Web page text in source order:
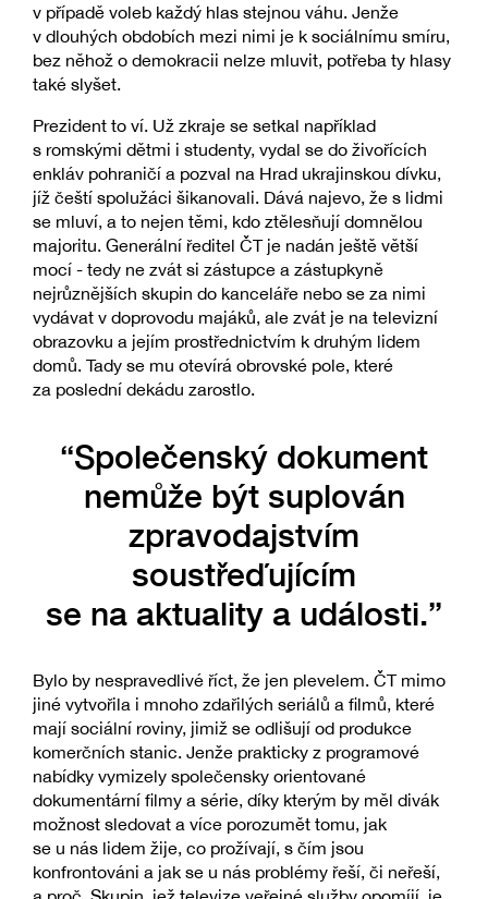
v případě voleb každý hlas stejnou váhu. Jenže
v dlouhých obdobích mezi nimi je k sociálnímu smíru,
bez něhož o demokracii nelze mluvit, potřeba ty hlasy
také slyšet.
Prezident to ví. Už zkraje se setkal například
s romskými dětmi i studenty, vydal se do živořících
enkláv pohraničí a pozval na Hrad ukrajinskou dívku,
jíž čeští spolužáci šikanovali. Dává najevo, že s lidmi
se mluví, a to nejen těmi, kdo ztělesňují domnělou
majoritu. Generální ředitel ČT je nadán ještě větší
mocí - tedy ne zvát si zástupce a zástupkyně
nejrůznějších skupin do kanceláře nebo se za nimi
vydávat v doprovodu majáků, ale zvát je na televizní
obrazovku a jejím prostřednictvím k druhým lidem
domů. Tady se mu otevírá obrovské pole, které
za poslední dekádu zarostlo.
“Společenský dokument
nemůže být suplován
zpravodajstvím
soustřeďujícím
se na aktuality a události.”
Bylo by nespravedlivé říct, že jen plevelem. ČT mimo
jiné vytvořila i mnoho zdařilých seriálů a filmů, které
mají sociální roviny, jimiž se odlišují od produkce
komerčních stanic. Jenže prakticky z programové
nabídky vymizely společensky orientované
dokumentární filmy a série, díky kterým by měl divák
možnost sledovat a více porozumět tomu, jak
se u nás lidem žije, co prožívají, s čím jsou
konfrontováni a jak se u nás problémy řeší, či neřeší,